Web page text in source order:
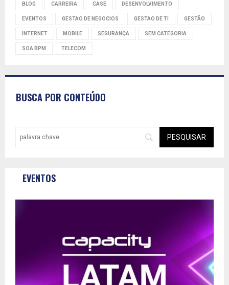
BLOG CARREIRA CASE DESENVOLVIMENTO
EVENTOS GESTAO DE NEGOCIOS GESTAO DE TI GESTÃO
INTERNET MOBILE SEGURANÇA SEM CATEGORIA
SOA BPM TELECOM
BUSCA POR CONTEÚDO
EVENTOS